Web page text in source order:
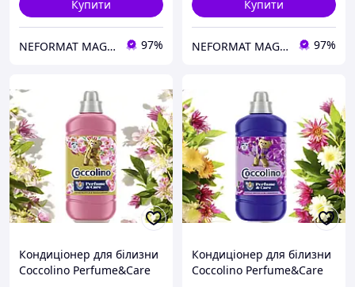
Купити
NEFORMAT MAGAZ 97%
Купити
NEFORMAT MAGAZ 97%
Кондиціонер для білизни
Coccolino Perfume&Care
Кондиціонер для білизни
Coccolino Perfume&Care